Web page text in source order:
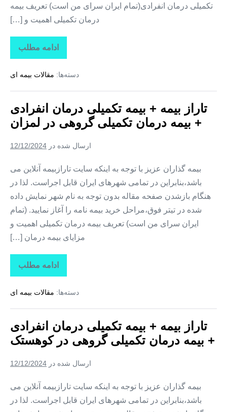
تکمیلی درمان انفرادی(تمام ایران سرای من است) تعریف بیمه
درمان تکمیلی اهمیت و […]
ادامه مطلب
تاراز
بیمه
بیمه
درمان
+
بیمه
درمان
تکمیلی
در
دسته‌ها: مقالات بیمه ای
تاراز بیمه + بیمه تکمیلی درمان انفرادی
+ بیمه درمان تکمیلی گروهی در لمزان
ارسال شده در 12/12/2024
بیمه گذاران عزیز با توجه به اینکه سایت تارازبیمه آنلاین می
باشد،بنابراین در تمامی شهرهای ایران قابل اجراست. لذا در
هنگام بازشدن صفحه مقاله بدون توجه به نام شهر نمایش داده
شده در تیتر فوق،مراحل خرید بیمه نامه را آغاز نمایید. (تمام
ایران سرای من است) تعریف بیمه درمان تکمیلی اهمیت و
مزایای بیمه درمان […]
ادامه مطلب
تاراز
بیمه
بیمه
درمان
+
بیمه
درمان
تکمیلی
در
دسته‌ها: مقالات بیمه ای
تاراز بیمه + بیمه تکمیلی درمان انفرادی
+ بیمه درمان تکمیلی گروهی در کوهستک
ارسال شده در 12/12/2024
بیمه گذاران عزیز با توجه به اینکه سایت تارازبیمه آنلاین می
باشد،بنابراین در تمامی شهرهای ایران قابل اجراست. لذا در